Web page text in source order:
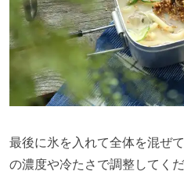
最後に氷を入れて全体を混ぜ
の濃度や冷たさで調整してく